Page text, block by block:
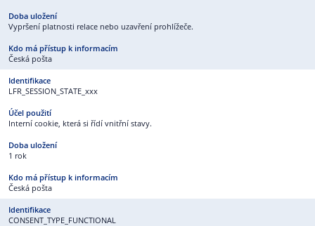
Vypršení platnosti relace nebo uzavření prohlížeče.
Česká pošta
LFR_SESSION_STATE_xxx
Interní cookie, která si řídí vnitřní stavy.
1 rok
Česká pošta
CONSENT_TYPE_FUNCTIONAL